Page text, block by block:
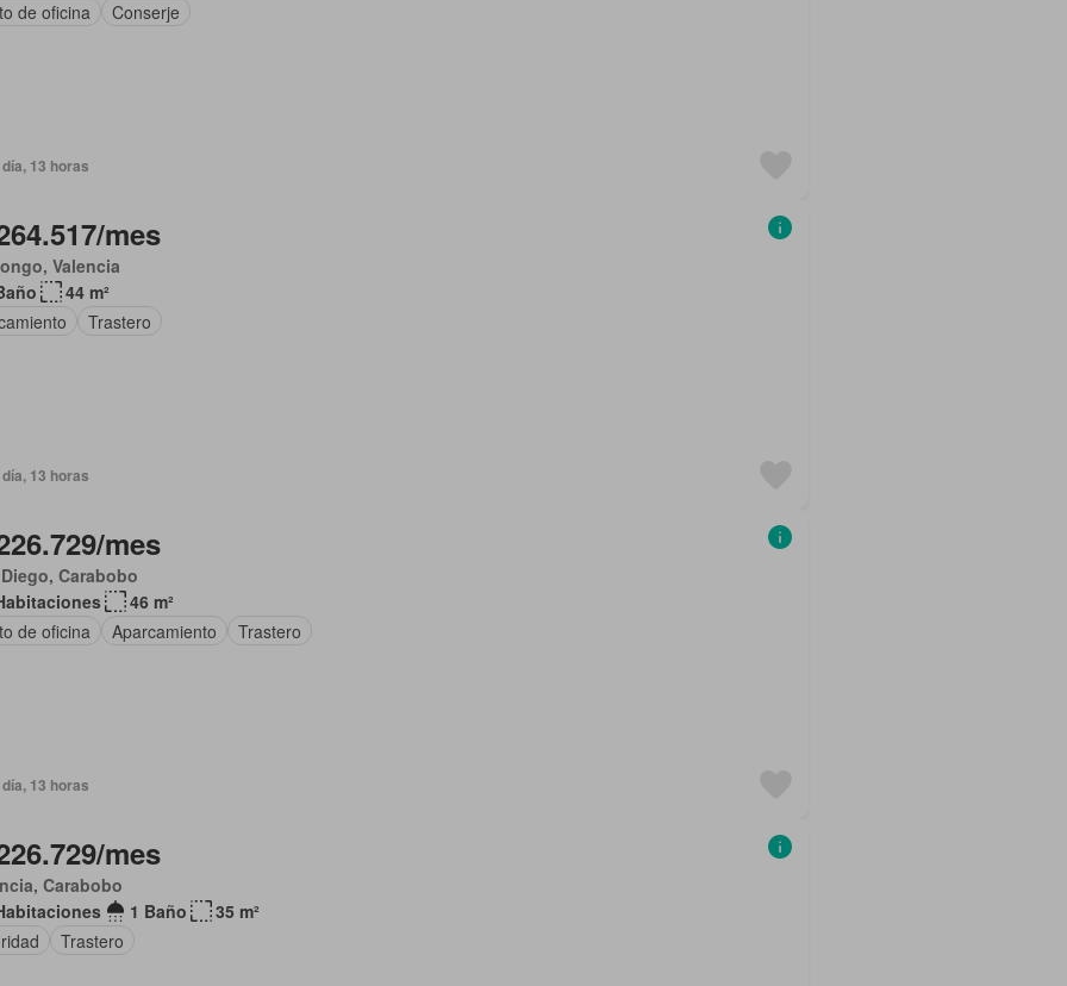
de oficina
Conserje
13 horas
mes
Valencia
44 m²
Trastero
13 horas
mes
Carabobo
46 m²
de oficina
Aparcamiento Trastero
13 horas
mes
Carabobo
1 Baño
35 m²
Trastero